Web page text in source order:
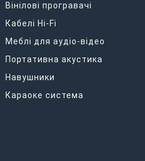
Вінілові програвачі
Кабелі Hi-Fi
Меблі для аудіо-відео
Портативна акустика
Навушники
Караоке система